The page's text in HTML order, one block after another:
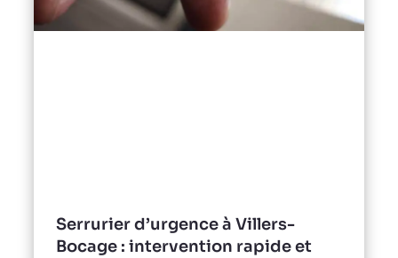
Serrurier d’urgence à Villers-
Bocage : intervention rapide et